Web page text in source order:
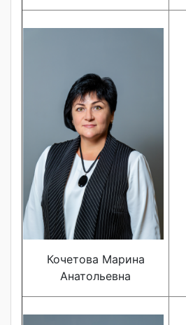
Кочетова Марина
Анатольевна